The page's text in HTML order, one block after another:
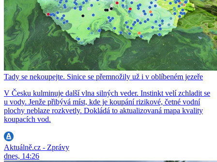
Tady se nekoupejte. Sinice se přemnožily už i v oblíbeném jezeře
V Česku kulminuje další vlna silných veder. Instinkt velí zchladit se
u vody. Jenže přibývá míst, kde je koupání rizikové, četné vodní
plochy neblaze rozkvetly. Dokládá to aktualizovaná mapa kvality
koupacích vod.
Aktuálně.cz - Zprávy
dnes, 14:26